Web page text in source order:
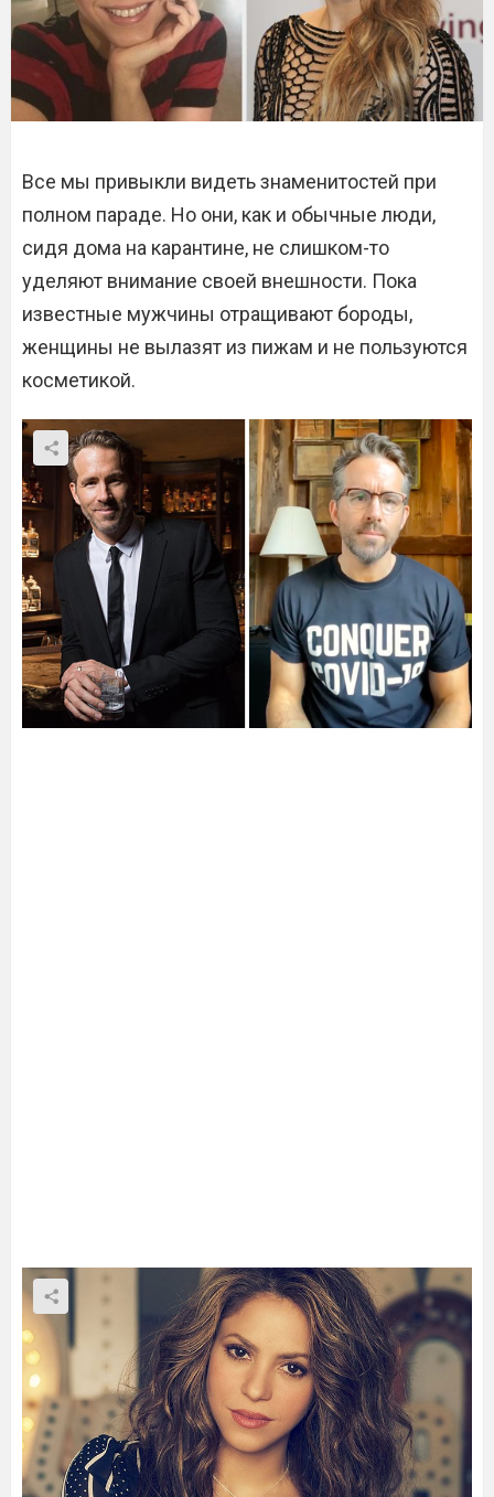
Все мы привыкли видеть знаменитостей при
полном параде. Но они, как и обычные люди,
сидя дома на карантине, не слишком-то
уделяют внимание своей внешности. Пока
известные мужчины отращивают бороды,
женщины не вылазят из пижам и не пользуются
косметикой.